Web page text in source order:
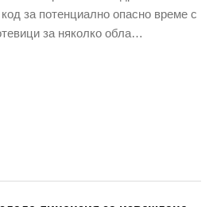
за потенциално опасно време с
за няколко обла…